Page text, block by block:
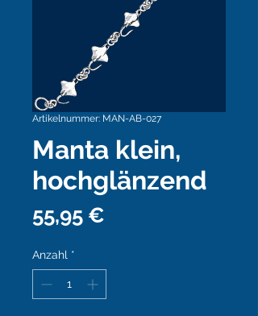
Artikelnummer: MAN-AB-027
Manta klein,
hochglänzend
55,95 €
Anzahl *